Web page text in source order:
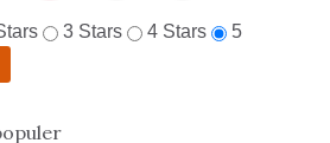
3 Stars 4 Stars
5